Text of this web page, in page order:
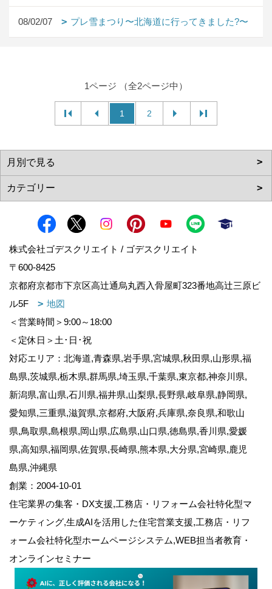
08/02/07 プレ雪まつり〜北海道に行ってきました?〜
1ページ （全2ページ中）
1 2
株式会社ゴデスクリエイト / ゴデスクリエイト
〒600-8425
京都府京都市下京区高辻通烏丸西入骨屋町323番地高辻三原ビ
ル5F
地図
＜営業時間＞9:00～18:00
＜定休日＞土･日･祝
対応エリア：北海道,青森県,岩手県,宮城県,秋田県,山形県,福
島県,茨城県,栃木県,群馬県,埼玉県,千葉県,東京都,神奈川県,
新潟県,富山県,石川県,福井県,山梨県,長野県,岐阜県,静岡県,
愛知県,三重県,滋賀県,京都府,大阪府,兵庫県,奈良県,和歌山
県,鳥取県,島根県,岡山県,広島県,山口県,徳島県,香川県,愛媛
県,高知県,福岡県,佐賀県,長崎県,熊本県,大分県,宮崎県,鹿児
島県,沖縄県
創業：2004-10-01
住宅業界の集客・DX支援,工務店・リフォーム会社特化型マ
ーケティング,生成AIを活用した住宅営業支援,工務店・リフ
ォーム会社特化型ホームページシステム,WEB担当者教育・
オンラインセミナー